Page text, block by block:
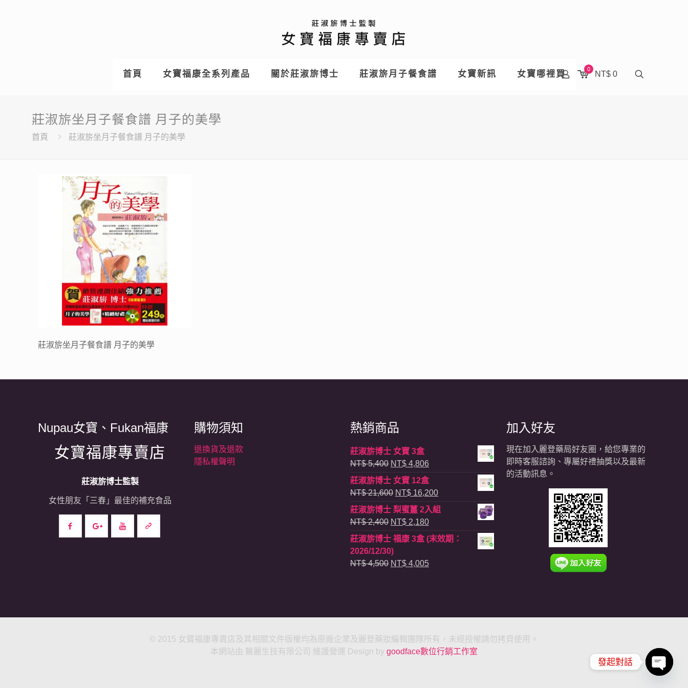
首頁 女寶福康全系列產品 關於莊淑旂博士 莊淑旂月子餐食譜 女寶新訊 女寶哪裡買 0
NT$ 0
莊淑旂坐月子餐食譜 月子的美學
首頁 莊淑旂坐月子餐食譜 月子的美學
莊淑旂坐月子餐食譜 月子的美學
Nupau女寶、Fukan福康
女寶福康專賣店
莊淑旂博士監製
女性朋友「三春」最佳的補充食品
購物須知
退換貨及退款
隱私權聲明
熱銷商品
莊淑旂博士 女寶 3盒
NT$5,400 原
始
價
NT$ 5,400。
NT$ 4,806目
價
NT$ 4,806。
莊淑旂博士 女寶 12盒
NT$21,600 原
始
價
NT$ 21,600。
NT$ 16,200目
前
NT$ 16,200。
莊淑旂博士 梨蜜薑 2入組
NT$2,400 原
始
價
格：
NT$ 2,180目
前
價
莊淑旂博士 福康 3盒 (末效期：
2026/12/30)
NT$4,500 原
NT$ 4,005目
加入好友
現在加入麗登藥局好友圈，給您專業的
即時客服諮詢、專屬好禮抽獎以及最新
的活動訊息。
© 2015 女寶福康專賣店及其相關文件版權均為原廠企業及麗登藥妝編輯團隊所有，未經授權請勿拷貝使用。
本網站由 醫麗生技有限公司 維護營運 Design by goodface數位行銷工作室
發起對話